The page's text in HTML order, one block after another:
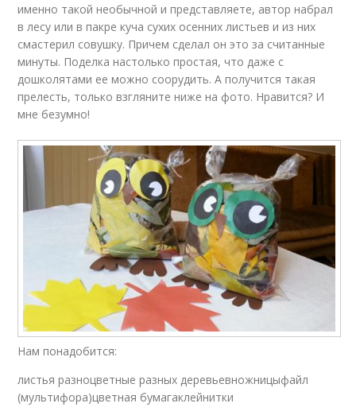
именно такой необычной и представляете, автор набрал
в лесу или в пакре куча сухих осенних листьев и из них
смастерил совушку. Причем сделал он это за считанные
минуты. Поделка настолько простая, что даже с
дошколятами ее можно соорудить. А получится такая
прелесть, только взгляните ниже на фото. Нравится? И
мне безумно!
Нам понадобится:
листья разноцветные разных деревьевножницыфайл
(мультифора)цветная бумагаклейнитки